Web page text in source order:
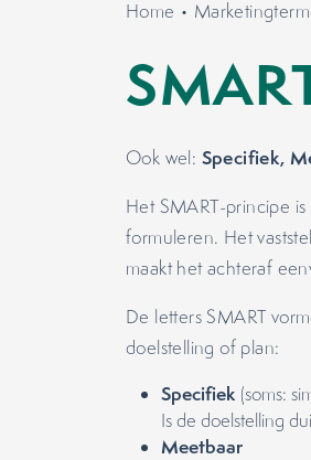
Home •
Ook wel: Specifiek,
Het SMART-principe
formuleren. Het
maakt het achteraf
De letters SMART
doelstelling of plan:
Specifiek (soms:
Is de doelstelling
Meetbaar